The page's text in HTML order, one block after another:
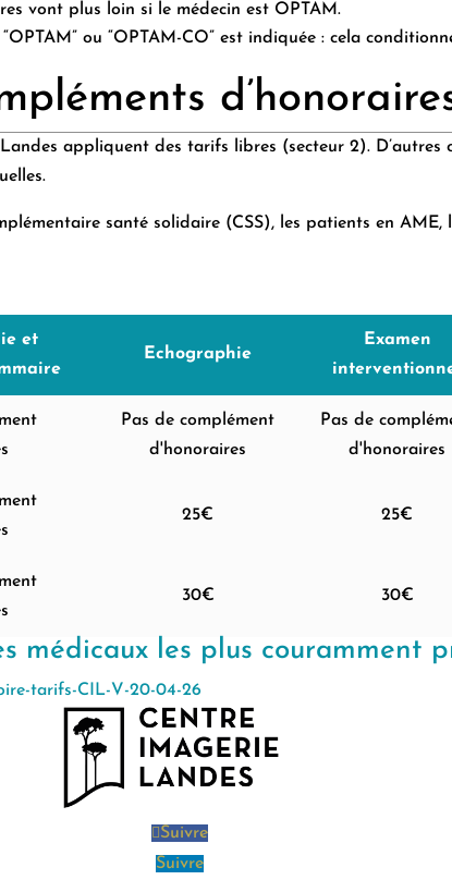
vont plus loin si le médecin est OPTAM.
ou “OPTAM-CO” est indiquée : cela
appliquent des tarifs libres (secteur 2).
santé solidaire (CSS), les patients en AME,
et
Echographie
Examen
Pas de complément
d'honoraires
Pas de
d'honoraires
25€ 25€
30€ 30€
médicaux les plus couramment
tarifs-CIL-V-20-04-26
Suivre
Suivre